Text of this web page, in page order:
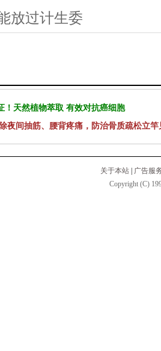
放过计生委
！天然植物萃取 有效对抗癌细胞
夜间抽筋、腰背疼痛，防治骨质疏松立竿
关于本站
广告服
Copyright (C)